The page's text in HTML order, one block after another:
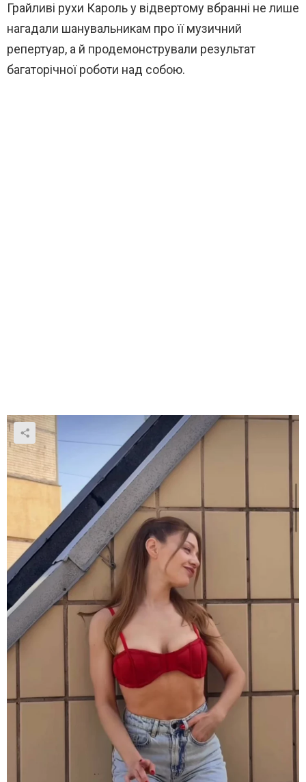
Грайливі рухи Кароль у відвертому вбранні не лише
нагадали шанувальникам про її музичний
репертуар, а й продемонстрували результат
багаторічної роботи над собою.